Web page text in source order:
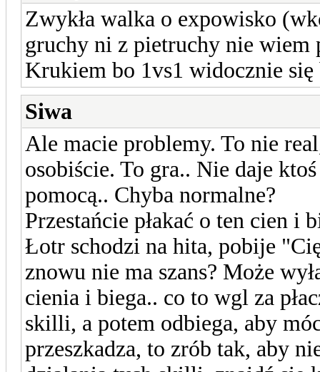
Zwykła walka o expowisko
gruchy ni z pietruchy nie wiem
Krukiem bo 1vs1 widocznie
Siwa
Ale macie problemy. To nie
osobiście. To gra.. Nie daje
pomocą.. Chyba normalne?
Przestańcie płakać o ten cien i
Łotr schodzi na hita, pobije
znowu nie ma szans? Może
cienia i biega.. co to wgl za
skilli, a potem odbiega, aby
przeszkadza, to zrób tak, aby